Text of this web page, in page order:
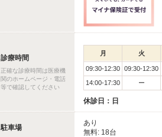
診療時間
正確な診療時間は医療機
関のホームページ・電話
等で確認してください
月 火
09:30-12:30 09:30-12:30
14:00-17:30
ー
休診日：日
駐車場
あり
無料: 18台